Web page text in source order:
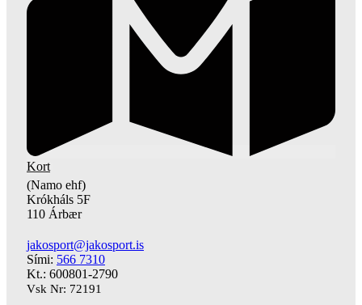
Kort
(Namo ehf)
Krókháls 5F
110 Árbær
jakosport@jakosport.is
Sími: 566 7310
Kt.: 600801-2790
Vsk Nr: 72191